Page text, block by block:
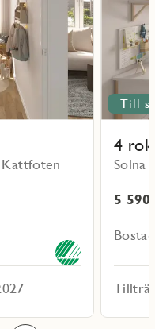
Kattfoten
Till
4
Solna
5